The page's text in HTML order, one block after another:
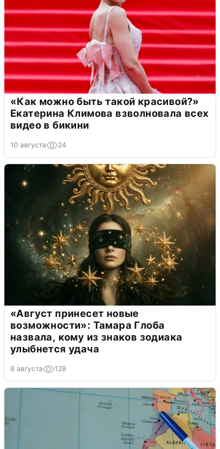
«Как можно быть такой красивой?»
Екатерина Климова взволновала всех
видео в бикини
10 августа 24
«Август принесет новые
возможности»: Тамара Глоба
назвала, кому из знаков зодиака
улыбнется удача
8 августа 128